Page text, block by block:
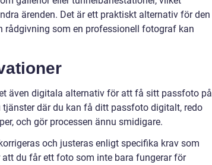
ärenden. Det är ett praktiskt alternativ för den
rådgivning som en professionell fotograf kan
även digitala alternativ för att få sitt passfoto på
där du kan få ditt passfoto digitalt, redo
och gör processen ännu smidigare.
och justeras enligt specifika krav som
du får ett foto som inte bara fungerar för